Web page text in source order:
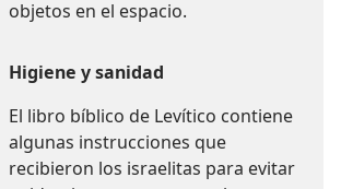
objetos en el espacio.
Higiene y sanidad
El libro bíblico de Levítico contiene
algunas instrucciones que
recibieron los israelitas para evitar